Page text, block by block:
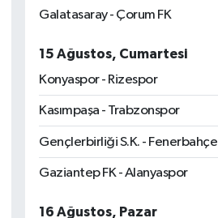
Galatasaray - Çorum FK
15 Ağustos, Cumartesi
Konyaspor - Rizespor
Kasımpaşa - Trabzonspor
Gençlerbirliği S.K. - Fenerbahçe
Gaziantep FK - Alanyaspor
16 Ağustos, Pazar